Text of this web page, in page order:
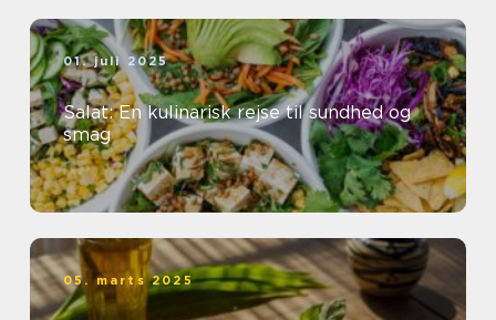
01. juli 2025
Salat: En kulinarisk rejse til sundhed og
smag
05. marts 2025